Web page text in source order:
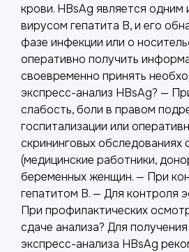
крови. HBsAg является
вирусом гепатита B, и его
фазе инфекции или о
оперативно получить
своевременно принять
экспресс-анализ HBsAg? —
слабость, боли в правом
госпитализации или
скрининговых обследованиях
(медицинские работники,
беременных женщин. — При
гепатитом B. — Для контроля
При профилактических
сдаче анализа? Для
экспресс-анализа HBsAg